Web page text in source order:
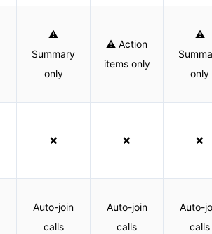
⚠️
Summary
only
⚠️ Action
items only
⚠️
only
❌ ❌ ❌
Auto-join
calls
Auto-join
calls
Auto-
calls